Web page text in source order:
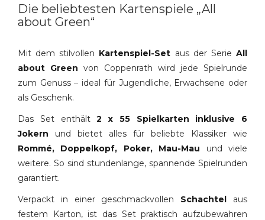
Die beliebtesten Kartenspiele „All
about Green“
Mit dem stilvollen Kartenspiel-Set aus der SerieAll
about Green von Coppenrath wird jede Spielrunde
zum Genuss – ideal für Jugendliche, Erwachsene oder
als Geschenk.
Das Set enthält2 x 55 Spielkarten inklusive 6
Jokern und bietet alles für beliebte Klassiker wie
Rommé, Doppelkopf, Poker, Mau-Mau und viele
weitere. So sind stundenlange, spannende Spielrunden
garantiert.
Verpackt in einer geschmackvollen Schachtel aus
festem Karton, ist das Set praktisch aufzubewahren